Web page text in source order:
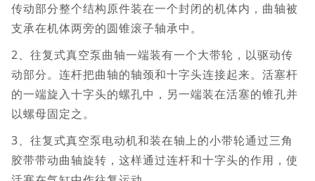
传动部分整个结构原件装在一个封闭的机体内，曲轴被
支承在机体两旁的圆锥滚子轴承中。
2、往复式真空泵曲轴一端装有一个大带轮，以驱动传
动部分。连杆把曲轴的轴颈和十字头连接起来。活塞杆
的一端旋入十字头的螺孔中，另一端装在活塞的锥孔并
以螺母固定之。
3、往复式真空泵电动机和装在轴上的小带轮通过三角
胶带带动曲轴旋转，这样通过连杆和十字头的作用，使